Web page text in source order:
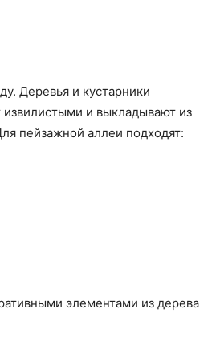
Деревья и кустарники
и выкладывают из
пейзажной аллеи подходят:
элементами из дерева